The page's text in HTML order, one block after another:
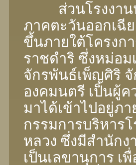
ส่วนโรงงานห
ภาคตะวันออกเฉี
ขึ้นภายใต้โครงก
ราชดําริ ซึ่งหม่อม
จักรพันธ์เพ็ญศิริ
องคมนตรี เป็นผู้ค
มาได้เข้าไปอยู่ภ
กรรมการบริหารโ
หลวง ซึ่งมีสํานักง
เป็นเลขานุการ เ